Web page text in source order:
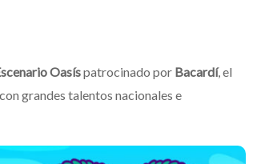
Oasíspatrocinado por Bacardí, el
grandes talentos nacionales e